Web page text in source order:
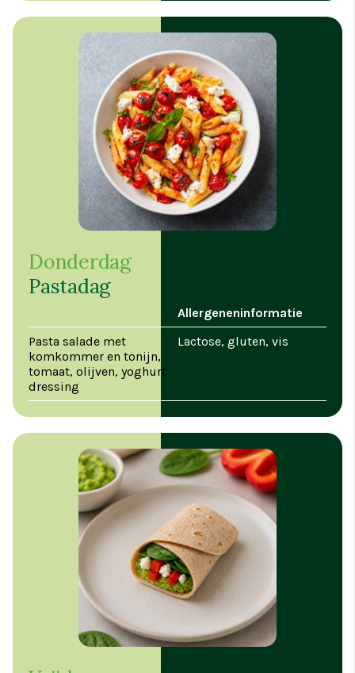
Donderdag
Pastadag
Allergeneninformatie
Pasta salade met
komkommer en tonijn,
tomaat, olijven, yoghurt
dressing
Lactose, gluten, vis